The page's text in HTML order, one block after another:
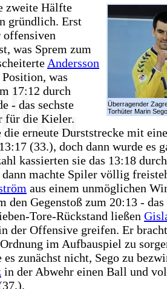
Überragender
Torhüter Marin
zweite Hälfte
gründlich. Erst
offensiven
was Sprem zum
Andersson
was
17:12 durch
- das sechste
für die Kieler.
die erneute Durststrecke mit
(33.), doch dann wurde es
kassierten sie das 13:18
machte Spiler völlig
aus einem unmöglichen
den Gegenstoß zum 20:13 -
Tore-Rückstand ließen
der Offensive greifen. Er
im Aufbauspiel zu
zunächst nicht, Sego zu
in der Abwehr einen Ball und